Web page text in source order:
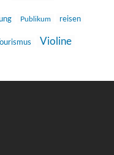
Publikum reisen
Tourismus Violine